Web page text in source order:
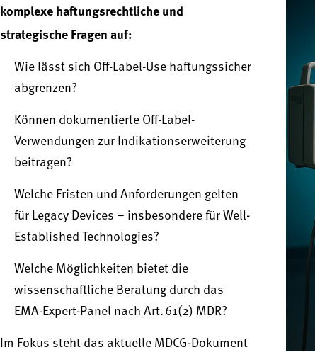
komplexe haftungsrechtliche und
strategische Fragen auf:
Wie lässt sich Off-Label-Use haftungssicher
abgrenzen?
Können dokumentierte Off-Label-
Verwendungen zur Indikationserweiterung
beitragen?
Welche Fristen und Anforderungen gelten
für Legacy Devices – insbesondere für Well-
Established Technologies?
Welche Möglichkeiten bietet die
wissenschaftliche Beratung durch das
EMA-Expert-Panel nach Art. 61(2) MDR?
Im Fokus steht das aktuelle MDCG-Dokument